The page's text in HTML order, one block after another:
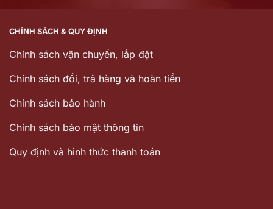
CHÍNH SÁCH & QUY ĐỊNH
Chính sách vận chuyển, lắp đặt
Chính sách đổi, trả hàng và hoàn tiền
Chinh sách bảo hành
Chính sách bảo mật thông tin
Quy định và hình thức thanh toán